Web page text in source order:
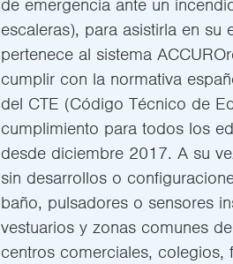
de emergencia ante un
escaleras), para asistirla en su
pertenece al sistema
cumplir con la normativa
del CTE (Código Técnico de
cumplimiento para todos los
desde diciembre 2017. A su
sin desarrollos o
baño, pulsadores o sensores
vestuarios y zonas comunes
centros comerciales, colegios,